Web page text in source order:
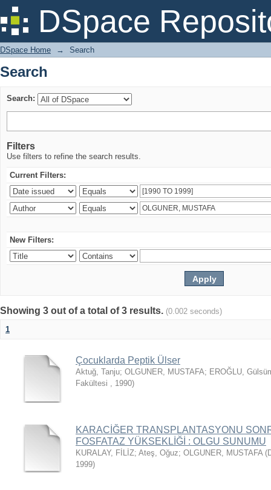
DSpace
Search
DSpace Home → Search
Search
Search:
Filters
Use filters to refine the search results.
Current Filters:
New Filters:
Showing 3 out of a total of 3 results. (0.002 seconds)
1
Çocuklarda Peptik Ülser
Aktuğ, Tanju; OLGUNER, MUSTAFA; EROĞLU,
Fakültesi , 1990)
KARACİĞER TRANSPLANTASYONU
FOSFATAZ YÜKSEKLİĞİ : OLGU SUNUMU
KURALAY, FİLİZ; Ateş, Oğuz; OLGUNER, MUSTAFA (
1999)